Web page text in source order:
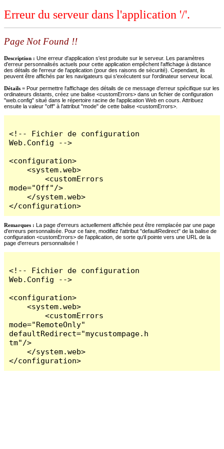
Erreur du serveur dans l'application '/'.
Page Not Found !!
Description : Une erreur d'application s'est produite sur le serveur. Les paramètres
d'erreur personnalisés actuels pour cette application empêchent l'affichage à distance
des détails de l'erreur de l'application (pour des raisons de sécurité). Cependant, ils
peuvent être affichés par les navigateurs qui s'exécutent sur l'ordinateur serveur local.
Détails = Pour permettre l'affichage des détails de ce message d'erreur spécifique sur les
ordinateurs distants, créez une balise <customErrors> dans un fichier de configuration
"web.config" situé dans le répertoire racine de l'application Web en cours. Attribuez
ensuite la valeur "off" à l'attribut "mode" de cette balise <customErrors>.
<!-- Fichier de configuration
Web.Config -->
<configuration>
    <system.web>
        <customErrors
mode="Off"/>
    </system.web>
</configuration>
Remarques : La page d'erreurs actuellement affichée peut être remplacée par une page
d'erreurs personnalisée. Pour ce faire, modifiez l'attribut "defaultRedirect" de la balise de
configuration <customErrors> de l'application, de sorte qu'il pointe vers une URL de la
page d'erreurs personnalisée !
<!-- Fichier de configuration
Web.Config -->
<configuration>
    <system.web>
        <customErrors
mode="RemoteOnly"
defaultRedirect="mycustompage.h
tm"/>
    </system.web>
</configuration>